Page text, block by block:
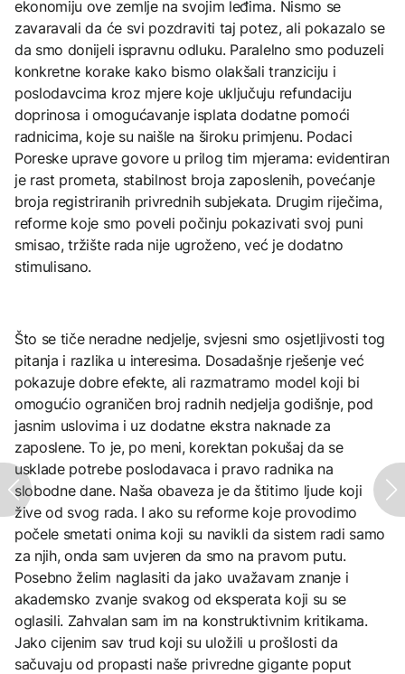
ekonomiju ove zemlje na svojim leđima. Nismo se
zavaravali da će svi pozdraviti taj potez, ali pokazalo se
da smo donijeli ispravnu odluku. Paralelno smo poduzeli
konkretne korake kako bismo olakšali tranziciju i
poslodavcima kroz mjere koje uključuju refundaciju
doprinosa i omogućavanje isplata dodatne pomoći
radnicima, koje su naišle na široku primjenu. Podaci
Poreske uprave govore u prilog tim mjerama: evidentiran
je rast prometa, stabilnost broja zaposlenih, povećanje
broja registriranih privrednih subjekata. Drugim riječima,
reforme koje smo poveli počinju pokazivati svoj puni
smisao, tržište rada nije ugroženo, već je dodatno
stimulisano.
Što se tiče neradne nedjelje, svjesni smo osjetljivosti tog
pitanja i razlika u interesima. Dosadašnje rješenje već
pokazuje dobre efekte, ali razmatramo model koji bi
omogućio ograničen broj radnih nedjelja godišnje, pod
jasnim uslovima i uz dodatne ekstra naknade za
zaposlene. To je, po meni, korektan pokušaj da se
usklade potrebe poslodavaca i pravo radnika na
slobodne dane. Naša obaveza je da štitimo ljude koji
žive od svog rada. I ako su reforme koje provodimo
počele smetati onima koji su navikli da sistem radi samo
za njih, onda sam uvjeren da smo na pravom putu.
Posebno želim naglasiti da jako uvažavam znanje i
akademsko zvanje svakog od eksperata koji su se
oglasili. Zahvalan sam im na konstruktivnim kritikama.
Jako cijenim sav trud koji su uložili u prošlosti da
sačuvaju od propasti naše privredne gigante poput